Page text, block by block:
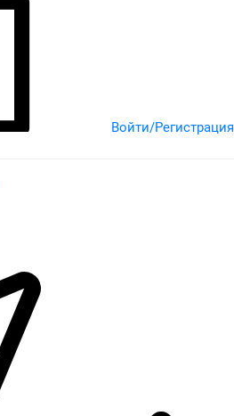
Войти/Регистрация